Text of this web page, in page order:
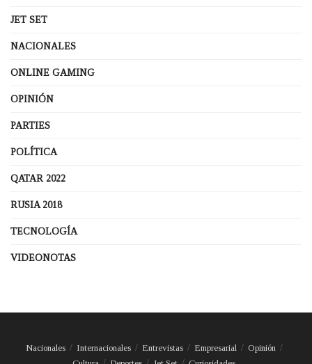
JET SET
NACIONALES
ONLINE GAMING
OPINIÓN
PARTIES
POLÍTICA
QATAR 2022
RUSIA 2018
TECNOLOGÍA
VIDEONOTAS
Nacionales Internacionales Entrevistas Empresarial
Opinión